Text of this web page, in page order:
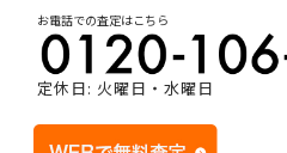
お電話での査定はこちら
定休日: 火曜日・水曜日